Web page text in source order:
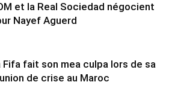
et la Real Sociedad négocient
Nayef Aguerd
Fifa fait son mea culpa lors de sa
de crise au Maroc